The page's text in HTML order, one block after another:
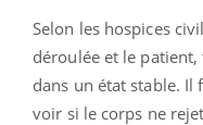
Selon les hospices
déroulée et le
dans un état stable. Il
voir si le corps ne